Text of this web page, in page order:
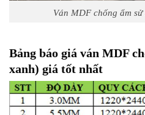
Ván MDF chống ẩm
Bảng báo giá ván MDF
xanh) giá tốt nhất